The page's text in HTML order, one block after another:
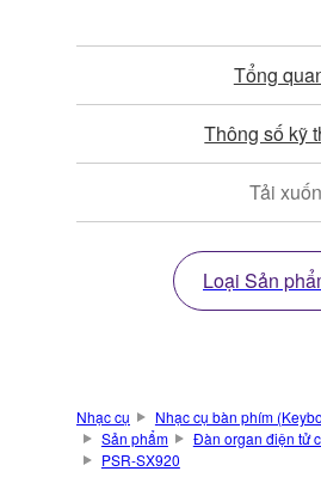
Tổng
Thông số kỹ
Tải
Loại Sản
Nhạc cụ
Nhạc cụ bàn phím
Sản phẩm
Đàn organ điện tử
PSR-SX920